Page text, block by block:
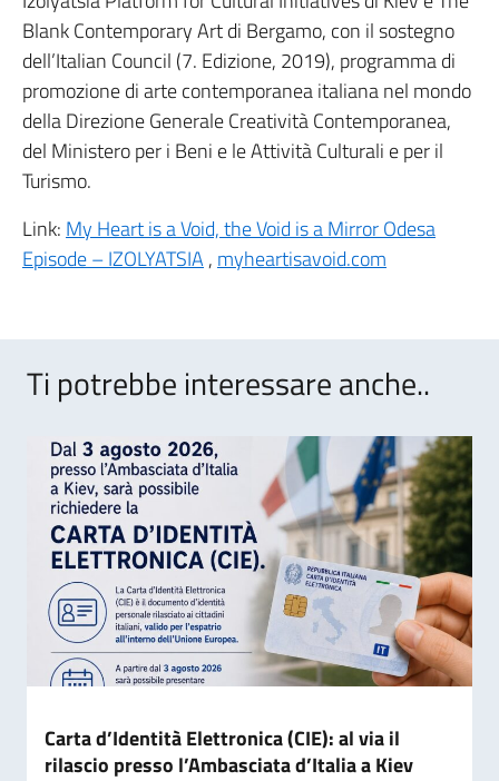
Blank Contemporary Art di Bergamo, con il sostegno
dell’Italian Council (7. Edizione, 2019), programma di
promozione di arte contemporanea italiana nel mondo
della Direzione Generale Creatività Contemporanea,
del Ministero per i Beni e le Attività Culturali e per il
Turismo.
Link: My Heart is a Void, the Void is a Mirror Odesa
Episode – IZOLYATSIA, myheartisavoid.com
Ti potrebbe interessare anche..
Carta d’Identità Elettronica (CIE): al via il
rilascio presso l’Ambasciata d’Italia a Kiev